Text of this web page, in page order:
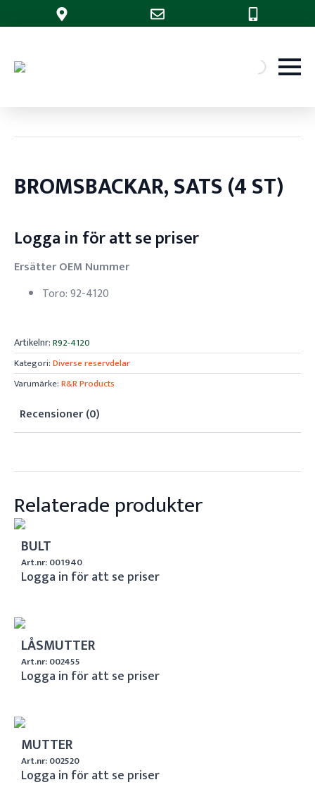
BROMSBACKAR, SATS (4 ST)
Logga in för att se priser
Ersätter OEM Nummer
Toro: 92-4120
Artikelnr:R92-4120
Kategori:Diverse reservdelar
Varumärke:R&R Products
Recensioner (0)
Relaterade produkter
BULT
Art.nr: 001940
Logga in för att se priser
LÅSMUTTER
Art.nr: 002455
Logga in för att se priser
MUTTER
Art.nr: 002520
Logga in för att se priser